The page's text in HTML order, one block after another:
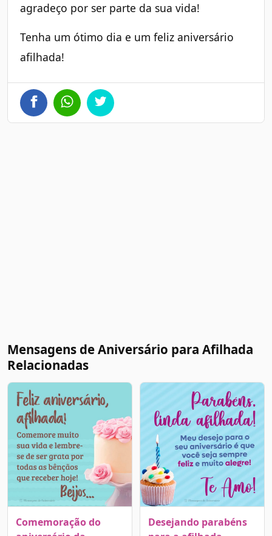
agradeço por ser parte da sua vida!
Tenha um ótimo dia e um feliz aniversário
afilhada!
Mensagens de Aniversário para Afilhada
Relacionadas
Comemoração do
Desejando parabéns